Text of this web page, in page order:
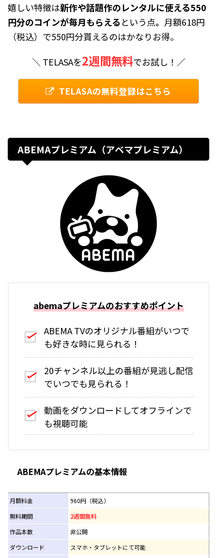
嬉しい特徴は新作や話題作のレンタルに使える550
円分のコインが毎月もらえるという点。 月額618円
（税込）で550円分貰えるのはかなりお得。
＼ TELASAを2週間無料でお試し！／
TELASAの無料登録はこちら
ABEMAプレミアム（アベマプレミアム）
abemaプレミアムのおすすめポイント
ABEMA TVのオリジナル番組がいつで
も好きな時に見られる！
20チャンネル以上の番組が見逃し配信
でいつでも見られる！
動画をダウンロードしてオフラインで
も視聴可能
ABEMAプレミアムの基本情報
月額料金
960円（税込）
無料期間
2週間無料
作品本数
非公開
ダウンロード
スマホ・タブレットにて可能